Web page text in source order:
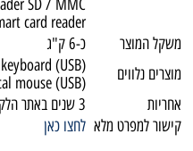
SD / MMC
card reader
משקל המוצר
כ-6 ק"ג
מוצרים נלווים
(USB)
mouse (USB)
אחריות
3 שנים באתר הלקוח
קישור למפרט מלא לחצו כאן